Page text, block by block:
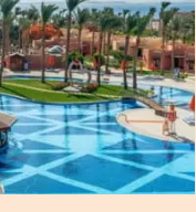
הרבות באתר כוללות מנות
נמצא
נמצא
תשלום.